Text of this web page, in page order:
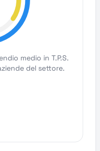
medio in T.P.S.
del settore.